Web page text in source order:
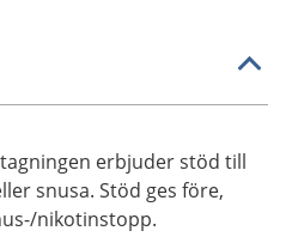
erbjuder stöd till
snusa. Stöd ges före,
nikotinstopp.